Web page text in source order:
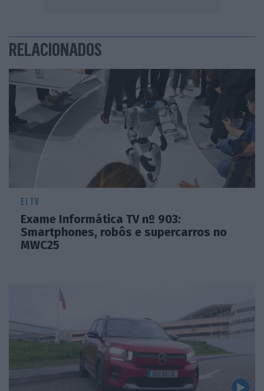
RELACIONADOS
EI TV
Exame Informática TV nº 903:
Smartphones, robôs e supercarros no
MWC25